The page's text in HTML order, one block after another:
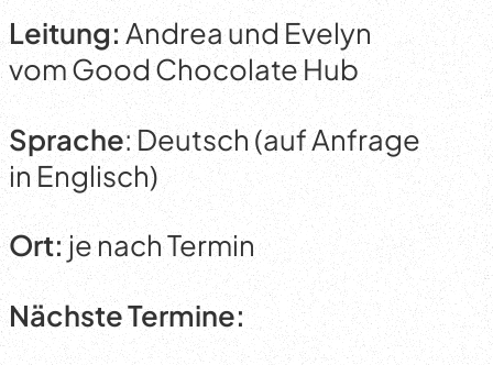
Leitung: Andrea und Evelyn
vom Good Chocolate Hub
Sprache: Deutsch (auf Anfrage
in Englisch)
Ort:je nach Termin
Nächste Termine: